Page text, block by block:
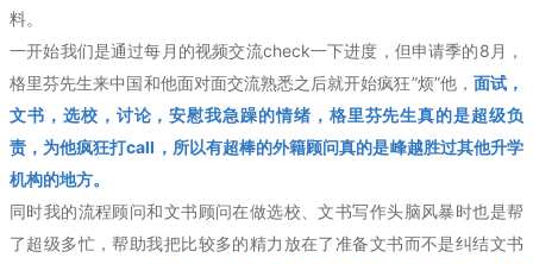
料。
一开始我们是通过每月的视频交流check一下进度，但申请季的8月，
格里芬先生来中国和他面对面交流熟悉之后就开始疯狂”烦”他， 面试，
文书，选校，讨论，安慰我急躁的情绪，格里芬先生真的是超级负
责，为他疯狂打call，所以有超棒的外籍顾问真的是峰越胜过其他升学
机构的地方。
同时我的流程顾问和文书顾问在做选校、文书写作头脑风暴时也是帮
了超级多忙，帮助我把比较多的精力放在了准备文书而不是纠结文书